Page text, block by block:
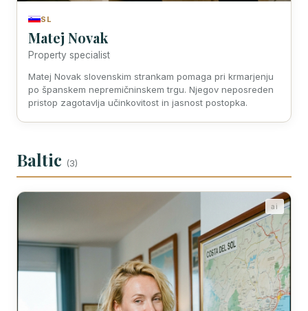
SL
Matej Novak
Property specialist
Matej Novak slovenskim strankam pomaga pri krmarjenju
po španskem nepremičninskem trgu. Njegov neposreden
pristop zagotavlja učinkovitost in jasnost postopka.
Baltic (3)
ai